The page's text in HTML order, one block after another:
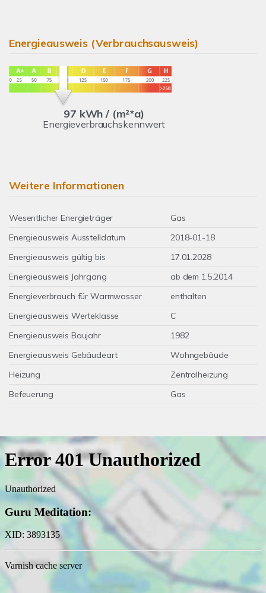
Energieausweis (Verbrauchsausweis)
97 kWh / (m²*a)
Energieverbrauchskennwert
Weitere Informationen
Wesentlicher Energieträger
Gas
Energieausweis Ausstelldatum
2018-01-18
Energieausweis gültig bis
17.01.2028
Energieausweis Jahrgang
ab dem 1.5.2014
Energieverbrauch für Warmwasser
enthalten
Energieausweis Werteklasse
C
Energieausweis Baujahr
1982
Energieausweis Gebäudeart
Wohngebäude
Heizung
Zentralheizung
Befeuerung
Gas